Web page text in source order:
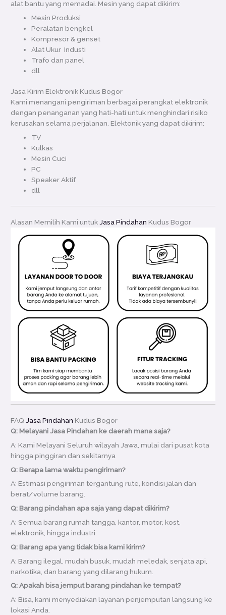
alat bantu yang memadai. Mesin yang dapat dikirim:
Mesin Produksi
Peralatan bengkel
Kompresor & genset
Alat Ukur Industi
Trafo dan panel
dll
Jasa Kirim Elektronik Kudus Bogor
Kami menangani pengiriman berbagai perangkat elektronik
dengan penanganan yang hati-hati untuk menghindari risiko
kerusakan selama perjalanan. Elektonik yang dapat dikirim:
TV
Kulkas
Mesin Cuci
PC
Speaker Aktif
dll
Alasan Memilih Kami untuk Jasa Pindahan Kudus Bogor
FAQ Jasa Pindahan Kudus Bogor
Q: Melayani Jasa Pindahan ke daerah mana saja?
A: Kami Melayani Seluruh wilayah Jawa, mulai dari pusat kota
hingga pinggiran dan sekitarnya
Q: Berapa lama waktu pengiriman?
A: Estimasi pengiriman tergantung rute, kondisi jalan dan
berat/volume barang.
Q: Barang pindahan apa saja yang dapat dikirim?
A: Semua barang rumah tangga, kantor, motor, kost,
elektronik, hingga industri.
Q: Barang apa yang tidak bisa kami kirim?
A: Barang ilegal, mudah busuk, mudah meledak, senjata api,
narkotika, dan barang yang dilarang hukum.
Q: Apakah bisa jemput barang pindahan ke tempat?
A: Bisa, kami menyediakan layanan penjemputan langsung ke
lokasi Anda.